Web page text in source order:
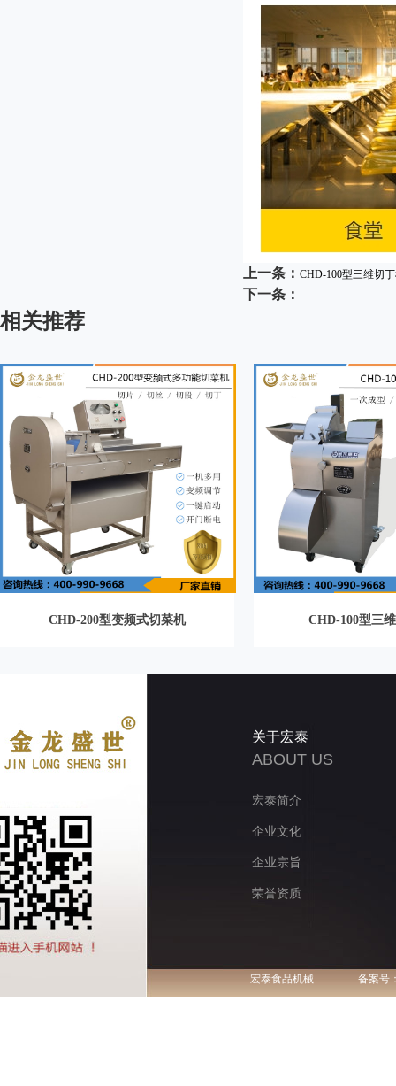
上一条： CHD-100型三维切
下一条：
相关推荐
CHD-200型变频式切菜机 CHD-100型三
关于宏泰
ABOUT US
宏泰简介
企业文化
企业宗旨
荣誉资质
宏泰食品机械 备案号